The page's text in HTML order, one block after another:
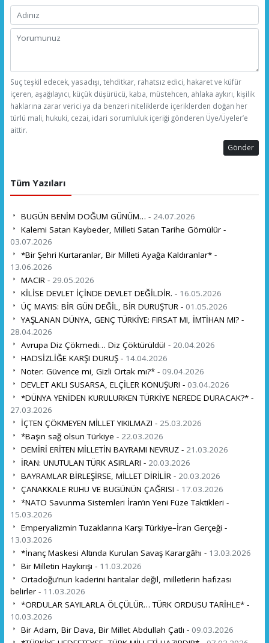
Suç teşkil edecek, yasadışı, tehditkar, rahatsız edici, hakaret ve küfür
içeren, aşağılayıcı, küçük düşürücü, kaba, müstehcen, ahlaka aykırı, kişilik
haklarına zarar verici ya da benzeri niteliklerde içeriklerden doğan her
türlü mali, hukuki, cezai, idari sorumluluk içeriği gönderen Üye/Üyeler’e
aittir.
Gönder
Tüm Yazıları
BUGÜN BENİM DOĞUM GÜNÜM… - 24.07.2026
Kalemi Satan Kaybeder, Milleti Satan Tarihe Gömülür -
03.07.2026
*Bir Şehri Kurtaranlar, Bir Milleti Ayağa Kaldıranlar* -
13.06.2026
MACIR - 29.05.2026
KİLİSE DEVLET İÇİNDE DEVLET DEĞİLDİR. - 16.05.2026
ÜÇ MAYIS: BİR GÜN DEĞİL, BİR DURUŞTUR - 01.05.2026
YAŞLANAN DÜNYA, GENÇ TÜRKİYE: FIRSAT MI, İMTİHAN MI? -
28.04.2026
Avrupa Diz Çökmedi… Diz Çöktürüldü! - 20.04.2026
HADSİZLİĞE KARŞI DURUŞ - 14.04.2026
Noter: Güvence mi, Gizli Ortak mı?* - 09.04.2026
DEVLET AKLI SUSARSA, ELÇİLER KONUŞUR! - 03.04.2026
*DÜNYA YENİDEN KURULURKEN TÜRKİYE NEREDE DURACAK?* -
27.03.2026
İÇTEN ÇÖKMEYEN MİLLET YIKILMAZ! - 25.03.2026
*Başın sağ olsun Türkiye - 22.03.2026
DEMİRİ ERİTEN MİLLETİN BAYRAMI NEVRUZ - 21.03.2026
İRAN: UNUTULAN TÜRK ASIRLARI - 20.03.2026
BAYRAMLAR BİRLEŞİRSE, MİLLET DİRİLİR - 20.03.2026
ÇANAKKALE RUHU VE BUGÜNÜN ÇAĞRISI - 17.03.2026
*NATO Savunma Sistemleri İran’ın Yeni Füze Taktikleri -
15.03.2026
Emperyalizmin Tuzaklarına Karşı Türkiye–İran Gerçeği -
13.03.2026
*İnanç Maskesi Altında Kurulan Savaş Karargâhı - 13.03.2026
Bir Milletin Haykırışı - 11.03.2026
Ortadoğu’nun kaderini haritalar değil, milletlerin hafızası
belirler - 11.03.2026
*ORDULAR SAYILARLA ÖLÇÜLÜR… TÜRK ORDUSU TARİHLE* -
10.03.2026
Bir Adam, Bir Dava, Bir Millet Abdullah Çatlı - 09.03.2026